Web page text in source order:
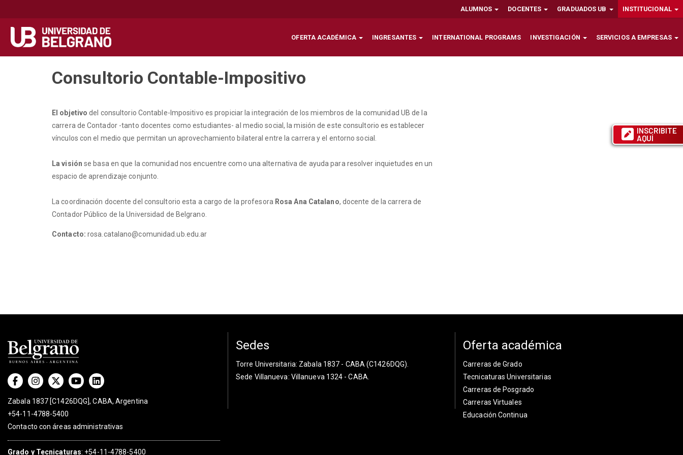
Secondary
navigation
ALUMNOS DOCENTES GRADUADOS UB INSTITUCIONAL
Navegación principal OFERTA ACADÉMICA INGRESANTES INTERNATIONAL PROGRAMS INVESTIGACIÓN SERVICIOS A EMPRESAS
Consultorio Contable-Impositivo
El objetivo del consultorio Contable-Impositivo es propiciar la integración de los miembros de la comunidad UB de la
carrera de Contador -tanto docentes como estudiantes- al medio social, la misión de este consultorio es establecer
vínculos con el medio que permitan un aprovechamiento bilateral entre la carrera y el entorno social.
La visión se basa en que la comunidad nos encuentre como una alternativa de ayuda para resolver inquietudes en un
espacio de aprendizaje conjunto.
La coordinación docente del consultorio esta a cargo de la profesora Rosa Ana Catalano, docente de la carrera de
Contador Público de la Universidad de Belgrano.
Contacto: rosa.catalano@comunidad.ub.edu.ar
INSCRIBITE
AQUÍ
Zabala 1837 [C1426DQG], CABA, Argentina
+54-11-4788-5400
Contacto con áreas administrativas
Grado y Tecnicaturas: +54-11-4788-5400
Sedes
Torre Universitaria: Zabala 1837 - CABA (C1426DQG).
Sede Villanueva: Villanueva 1324 - CABA.
Oferta académica
Carreras de Grado
Tecnicaturas Universitarias
Carreras de Posgrado
Carreras Virtuales
Educación Continua